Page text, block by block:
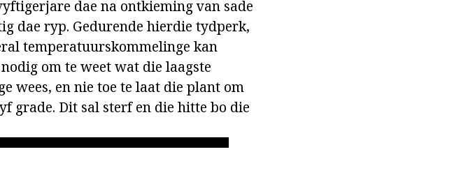
dae na ontkieming van sade
dae ryp. Gedurende hierdie tydperk,
temperatuurskommelinge kan
om te weet wat die laagste
wees, en nie toe te laat die plant om
grade. Dit sal sterf en die hitte bo die